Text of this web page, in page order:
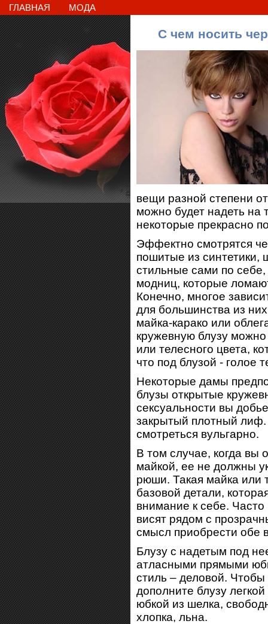
ГЛАВНАЯ МОДА
С чем носить
вещи разной степени
можно будет надеть на
некоторые прекрасно
Эффектно смотрятся
пошитые из синтетики,
стильные сами по
модниц, которые
Конечно, многое
для большинства из
майка-карако или
кружевную блузу можно
или телесного цвета,
что под блузой - голое
Некоторые дамы
блузы открытые
сексуальности вы
закрытый плотный лиф.
смотреться вульгарно.
В том случае, когда вы
майкой, ее не должны
рюши. Такая майка или
базовой детали,
внимание к себе.
висят рядом с
смысл приобрести обе
Блузу с надетым под
атласными прямыми
стиль – деловой.
дополните блузу
юбкой из шелка,
хлопка, льна.